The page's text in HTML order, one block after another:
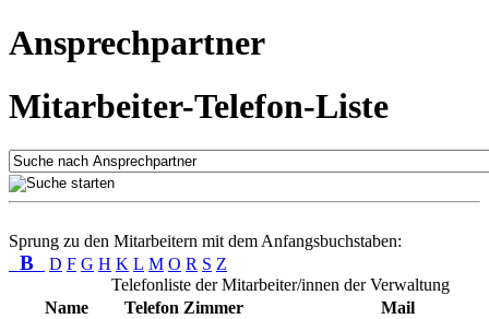
Ansprechpartner
Mitarbeiter-Telefon-Liste
Sprung zu den Mitarbeitern mit dem Anfangsbuchstaben:
B D F G H K L M O R S Z
Telefonliste der Mitarbeiter/innen der Verwaltung
Name
Telefon Zimmer
Mail